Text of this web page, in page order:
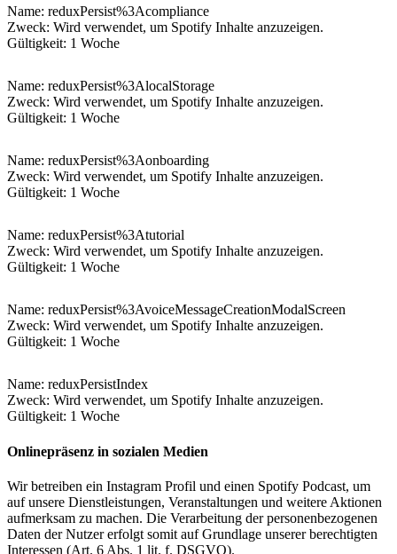
Name: reduxPersist%3Acompliance
Zweck: Wird verwendet, um Spotify Inhalte anzuzeigen.
Gültigkeit: 1 Woche
Name: reduxPersist%3AlocalStorage
Zweck: Wird verwendet, um Spotify Inhalte anzuzeigen.
Gültigkeit: 1 Woche
Name: reduxPersist%3Aonboarding
Zweck: Wird verwendet, um Spotify Inhalte anzuzeigen.
Gültigkeit: 1 Woche
Name: reduxPersist%3Atutorial
Zweck: Wird verwendet, um Spotify Inhalte anzuzeigen.
Gültigkeit: 1 Woche
Name: reduxPersist%3AvoiceMessageCreationModalScreen
Zweck: Wird verwendet, um Spotify Inhalte anzuzeigen.
Gültigkeit: 1 Woche
Name: reduxPersistIndex
Zweck: Wird verwendet, um Spotify Inhalte anzuzeigen.
Gültigkeit: 1 Woche
Onlinepräsenz in sozialen Medien
Wir betreiben ein Instagram Profil und einen Spotify Podcast, um
auf unsere Dienstleistungen, Veranstaltungen und weitere Aktionen
aufmerksam zu machen. Die Verarbeitung der personenbezogenen
Daten der Nutzer erfolgt somit auf Grundlage unserer berechtigten
Interessen (Art. 6 Abs. 1 lit. f. DSGVO).